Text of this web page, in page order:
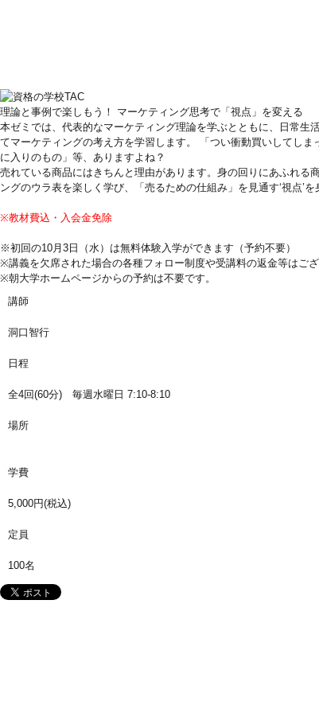
理論と事例で楽しもう！ マーケティング思考で「視点」を変える
本ゼミでは、代表的なマーケティング理論を学ぶとともに、日常生
てマーケティングの考え方を学習します。 「つい衝動買いしてし
に入りのもの」等、ありますよね？
売れている商品にはきちんと理由があります。身の回りにあふれる
ングのウラ表を楽しく学び、「売るための仕組み」を見通す‘視点’を
※教材費込・入会金免除
※初回の10月3日（水）は無料体験入学ができます（予約不要）
※講義を欠席された場合の各種フォロー制度や受講料の返金等はござ
※朝大学ホームページからの予約は不要です。
講師
洞口智行
日程
全4回(60分) 毎週水曜日 7:10-8:10
場所
学費
5,000円(税込)
定員
100名